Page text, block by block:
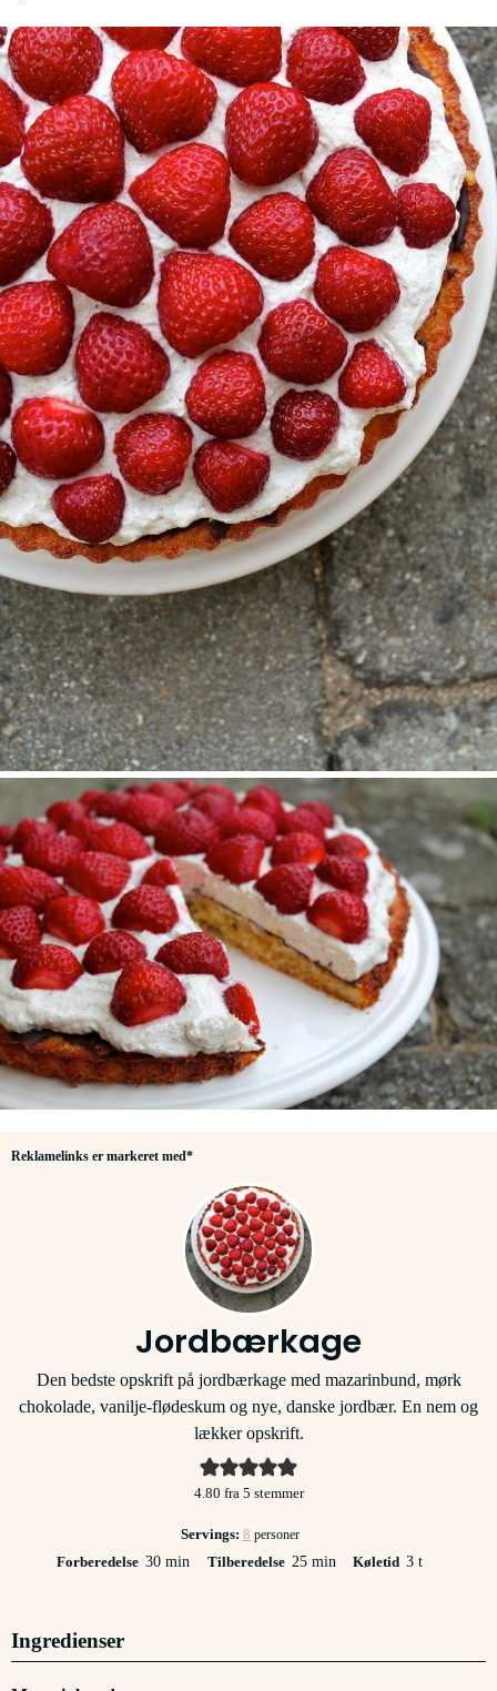
Reklamelinks er markeret med*
Jordbærkage
Den bedste opskrift på jordbærkage med mazarinbund, mørk
chokolade, vanilje-flødeskum og nye, danske jordbær. En nem og
lækker opskrift.
4.80 fra 5 stemmer
Servings: 8 personer
Forberedelse 30minutter
min Tilberedelse 25minutter
min Køletid 3timer
t
Ingredienser